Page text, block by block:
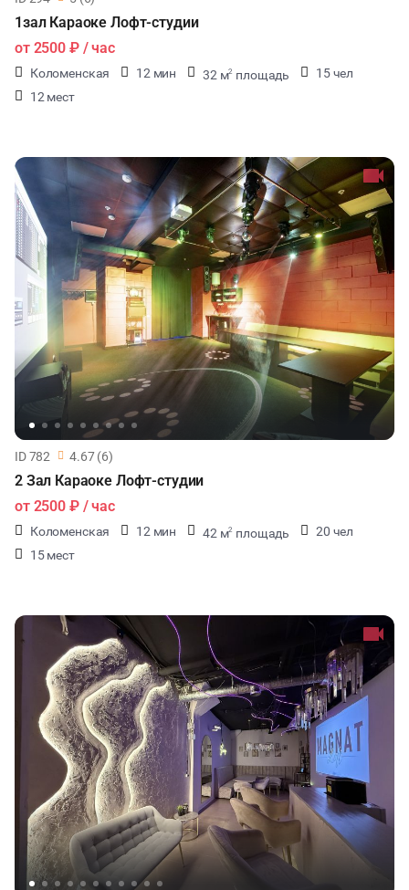
1зал Караоке Лофт-студии
от 2500 ₽/ час
Коломенская 12 мин 32 м2 площадь
15 чел
12 мест
ID 782 4.67 (6)
2 Зал Караоке Лофт-студии
от 2500 ₽/ час
Коломенская 12 мин 42 м2 площадь
20 чел
15 мест